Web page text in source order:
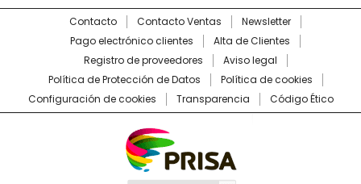
Contacto Contacto Ventas
Newsletter
Pago electrónico clientes
Alta de Clientes
Registro de proveedores
Aviso legal
Política de Protección de Datos
Política de cookies
Configuración de cookies
Transparencia Código Ético